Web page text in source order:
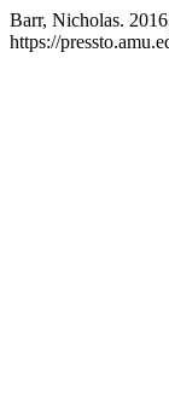
Barr, Nicholas.
https://